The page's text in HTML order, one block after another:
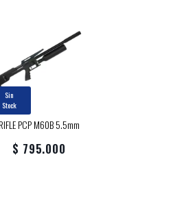
Sin
Stock
PCP M60B 5.5mm
$ 795.000